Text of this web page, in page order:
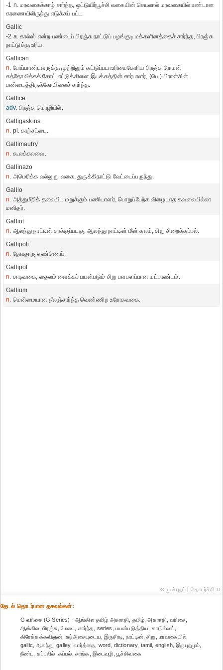
-1 n. மரவகைக்காழ் சார்ந்த, ஒட்டுயிர்பூச்சி வகையின் செயலால் மரவகையில் உண்டான
கரணையிலிருந்து எடுக்கப் பட்ட.
Gallic
-2 a. கால்ஸ் என்ற பண்டைப் பிரஞ்சு நாட்டுப் பழங்குடி மக்களினத்தைச் சார்ந்த, பிரஞ்சு
நாட்டுக்கு உரிய.
Gallican
n. போப்பாண்டவருக்கு முற்றிலும் கட்டுப்படாஉரிமைகோரிய பிரஞ்சு ரோமன்
கத்தோலிக்கக் கோட்பாட்டுக்கிளை இயக்கத்தின் சார்பாளர், (பெ.) பிரான்சின்
பண்டைத்திருக்கோயிலைச் சார்ந்த.
Gallice
adv.பிரஞ்சு மொழியில்.
Galligaskins
n. pl. காற்சட்டை.
Gallimaufry
n. கூலக்கலவை.
Gallinazo
n. அமெரிக்க வல்லுறு வகை, துருக்கிநாட்டு வேட்டைப்பருந்து.
Gallio
n. அத்துமீறிக் தலையிட மறுக்கும் பணியாளர், பொறுப்பேற்க விழையாத கவலையில்லா
மனிதர்.
Galliot
n. ஆலந்து நாட்டின் சரக்குப்படகு, ஆலந்து நாட்டின் மீன் கலம், சிறு சிறைக்கப்பல்.
Gallipoli
n. தேவதாரு எண்ணெய்.
Gallipot
n. சாடிவகை, தைலம் வைக்கப் பயன்படும் சிறு பளபளப்பான மட்பாண்டம்.
Gallium
n. மென்மையான நீலஞ்சார்ந்த வெண்ணிற உரோகவகை.
‹‹ முன்புறம் | தொடர்ச்சி ››
தேட‌ல் தொட‌ர்பான தகவ‌ல்க‌ள்:
G வரிசை (G Series) - ஆங்கில-தமிழ் அகராதி, தமிழ், அகராதி, வரிசை,
ஆங்கில, பிரஞ்சு, மேடை, சார்ந்த, series, பயன்படுத்திய, காடுல்லஸ்,
கிரேக்கக்கவிஞன், க்ஷ்அசையுடைய, இருசீரடி, நாட்டின், சிறு, மரவகையில்,
gallic, ஆலந்து, galley, வார்த்தை, word, dictionary, tamil, english, இருபுறமும்,
நீண்ட, கப்பலில், கப்பல், சுரங்க, இடைவழி, பூச்சிவகை